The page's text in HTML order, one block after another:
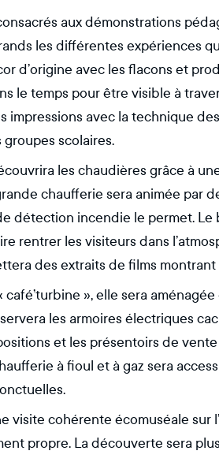
aux démonstrations
les différentes expériences
d’origine avec les flacons et
le temps pour être visible à
impressions avec la technique
groupes scolaires.
les chaudières grâce à
chaufferie sera animée par
détection incendie le permet.
rentrer les visiteurs dans
des extraits de films
», elle sera
les armoires électriques
et les présentoirs de vente
à fioul et à gaz sera
visite cohérente écomuséale sur
propre. La découverte sera